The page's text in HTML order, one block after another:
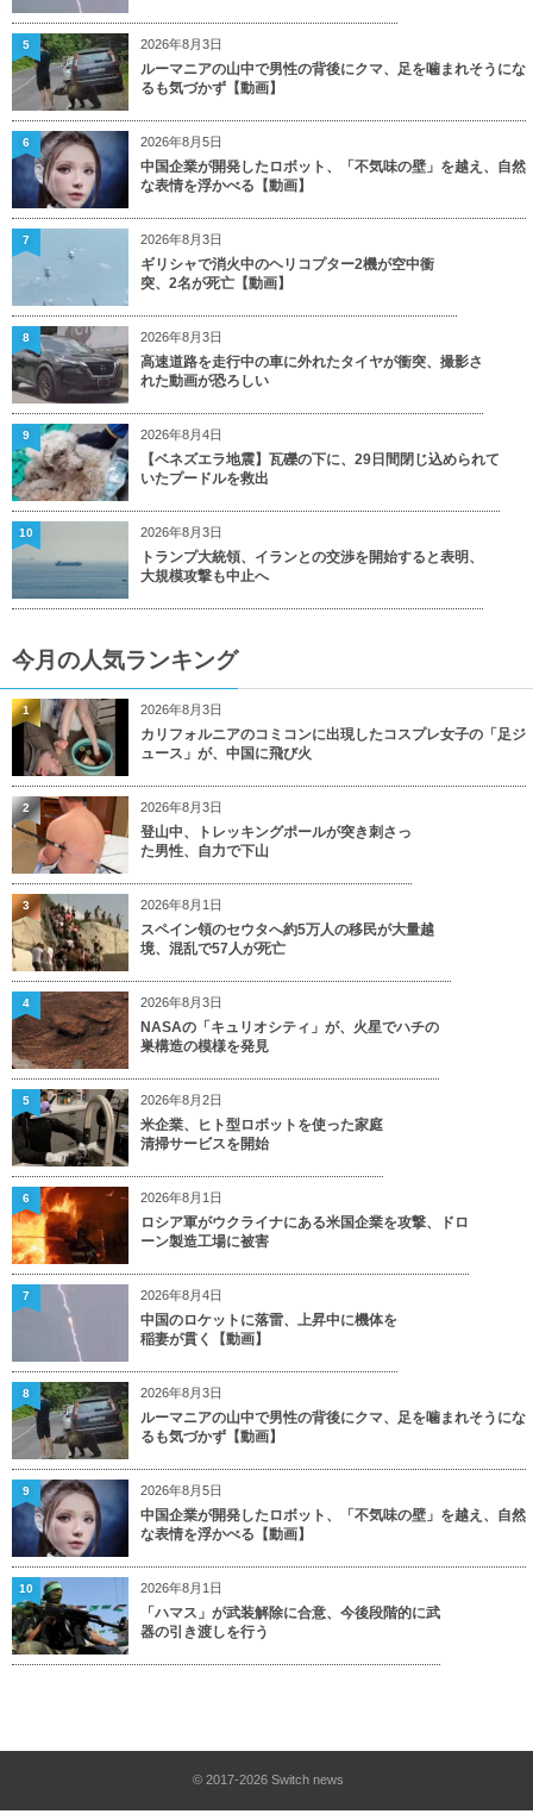
2026年8月3日
ルーマニアの山中で男性の背後にクマ、足を噛まれそうにな
るも気づかず【動画】
5
2026年8月5日
中国企業が開発したロボット、「不気味の壁」を越え、自然
な表情を浮かべる【動画】
6
2026年8月3日
ギリシャで消火中のヘリコプター2機が空中衝
突、2名が死亡【動画】
7
2026年8月3日
高速道路を走行中の車に外れたタイヤが衝突、撮影さ
れた動画が恐ろしい
8
2026年8月4日
【ベネズエラ地震】瓦礫の下に、29日間閉じ込められて
いたプードルを救出
9
2026年8月3日
トランプ大統領、イランとの交渉を開始すると表明、
大規模攻撃も中止へ
10
今月の人気ランキング
2026年8月3日
カリフォルニアのコミコンに出現したコスプレ女子の「足ジ
ュース」が、中国に飛び火
1
2026年8月3日
登山中、トレッキングポールが突き刺さっ
た男性、自力で下山
2
2026年8月1日
スペイン領のセウタへ約5万人の移民が大量越
境、混乱で57人が死亡
3
2026年8月3日
NASAの「キュリオシティ」が、火星でハチの
巣構造の模様を発見
4
2026年8月2日
米企業、ヒト型ロボットを使った家庭
清掃サービスを開始
5
2026年8月1日
ロシア軍がウクライナにある米国企業を攻撃、ドロ
ーン製造工場に被害
6
2026年8月4日
中国のロケットに落雷、上昇中に機体を
稲妻が貫く【動画】
7
2026年8月3日
ルーマニアの山中で男性の背後にクマ、足を噛まれそうにな
るも気づかず【動画】
8
2026年8月5日
中国企業が開発したロボット、「不気味の壁」を越え、自然
な表情を浮かべる【動画】
9
2026年8月1日
「ハマス」が武装解除に合意、今後段階的に武
器の引き渡しを行う
10
© 2017-2026Switch news